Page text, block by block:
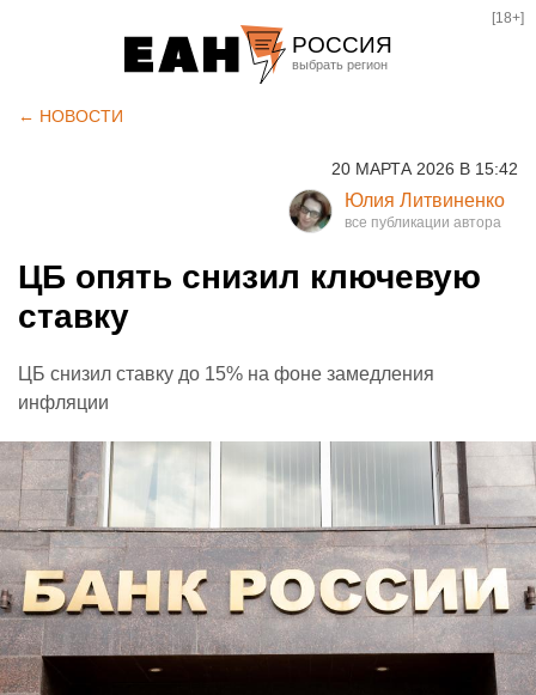
РОССИЯ
Курган
Оренбург
[18+]
← НОВОСТИ
20 МАРТА 2026 В 15:42
Юлия Литвиненко
ЦБ опять снизил ключевую
ставку
ЦБ снизил ставку до 15% на фоне замедления
инфляции